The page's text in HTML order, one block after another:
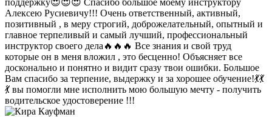
поддержку😍😍😍 Спасибо большое моему инструктору
Алексею Русиевичу!!! Очень ответственный, активный,
позитивный , в меру строгий, доброжелательный, опытный и
главное терпеливый и самый лучший, профессиональный
инструктор своего дела🔥🔥🔥 Все знания и свой труд
которые он в меня вложил , это бесценно! Объясняет все
досконально и понятно и видит сразу твои ошибки. Большое
Вам спасибо за терпение, выдержку и за хорошее обучение!💃💃
💃 вы помогли мне исполнить мою большую мечту - получить
водительское удостоверение !!!